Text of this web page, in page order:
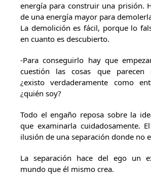
energía para construir una prisión.
de una energía mayor para
La demolición es fácil, porque lo
en cuanto es descubierto.
-Para conseguirlo hay que
cuestión las cosas que parecen
¿existo verdaderamente como
¿quién soy?
Todo el engaño reposa sobre la
que examinarla cuidadosamente.
ilusión de una separación donde no
La separación hace del ego un
mundo que él mismo crea.